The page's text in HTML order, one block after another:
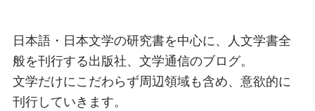
日本語・日本文学の研究書を中心に、人文学書全
般を刊行する出版社、文学通信のブログ。
文学だけにこだわらず周辺領域も含め、意欲的に
刊行していきます。